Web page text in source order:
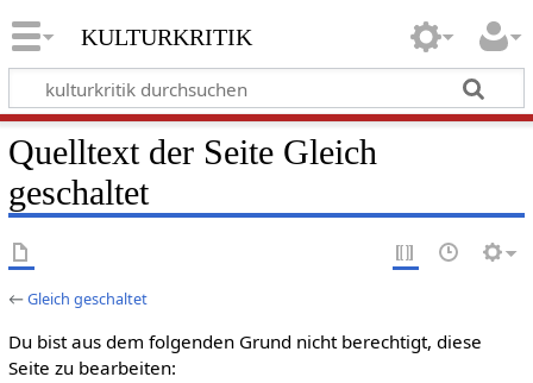
kulturkritik
Quelltext der Seite Gleich
geschaltet
←Gleich geschaltet
Du bist aus dem folgenden Grund nicht berechtigt, diese
Seite zu bearbeiten: